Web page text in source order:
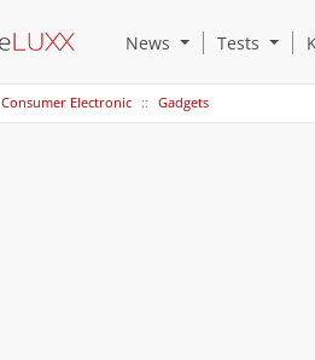
News Open News
Tests
Consumer Electronic Gadgets